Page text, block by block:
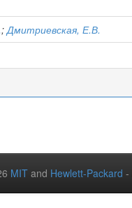
;Дмитриевская, Е.В.
MIT and Hewlett-Packard -